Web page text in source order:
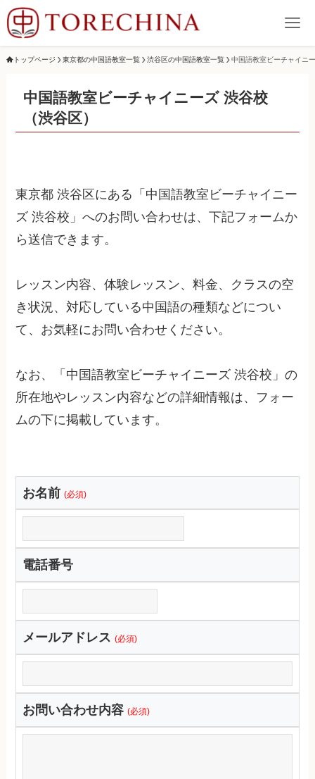
トップページ 東京都の中国語教室一覧 渋谷区の中国語教室一覧 中国語教室ビーチャイニ
中国語教室ビーチャイニーズ 渋谷校
（渋谷区）
東京都 渋谷区にある「中国語教室ビーチャイニー
ズ 渋谷校」へのお問い合わせは、下記フォームか
ら送信できます。
レッスン内容、体験レッスン、料金、クラスの空
き状況、対応している中国語の種類などについ
て、お気軽にお問い合わせください。
なお、「中国語教室ビーチャイニーズ 渋谷校」の
所在地やレッスン内容などの詳細情報は、フォー
ムの下に掲載しています。
お名前 (必須)
電話番号
メールアドレス (必須)
お問い合わせ内容 (必須)